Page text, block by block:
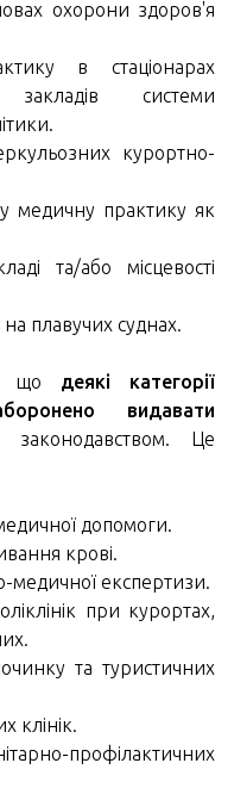
охорони здоров'я
в стаціонарах
закладів системи
курортно-
медичну практику як
та/або місцевості
плавучих суднах.
що деякі категорії
видавати
Це
допомоги.
крові.
медичної експертизи.
при курортах,
та туристичних
клінік.
профілактичних